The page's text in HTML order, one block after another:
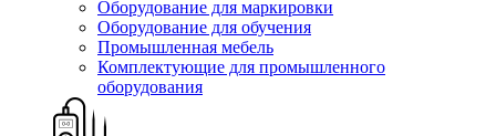
Оборудование для маркировки
Оборудование для обучения
Промышленная мебель
Комплектующие для промышленного
оборудования